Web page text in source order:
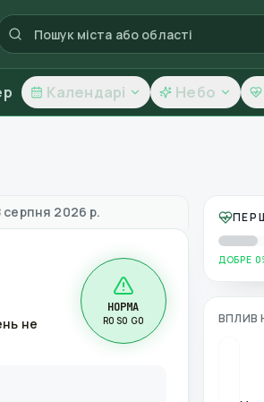
Календарі Небо
серпня 2026 р.
не
НОРМА
R0 S0 G0
ДОБРЕ
ВПЛИВ